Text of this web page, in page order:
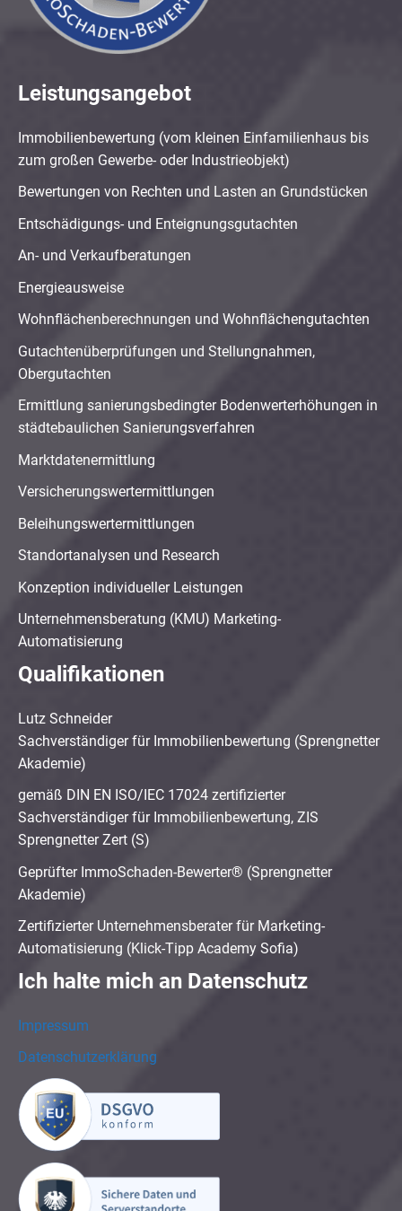
Leistungsangebot
Immobilienbewertung (vom kleinen Einfamilienhaus bis
zum großen Gewerbe- oder Industrieobjekt)
Bewertungen von Rechten und Lasten an Grundstücken
Entschädigungs- und Enteignungsgutachten
An- und Verkaufberatungen
Energieausweise
Wohnflächenberechnungen und Wohnflächengutachten
Gutachtenüberprüfungen und Stellungnahmen,
Obergutachten
Ermittlung sanierungsbedingter Bodenwerterhöhungen in
städtebaulichen Sanierungsverfahren
Marktdatenermittlung
Versicherungswertermittlungen
Beleihungswertermittlungen
Standortanalysen und Research
Konzeption individueller Leistungen
Unternehmensberatung (KMU) Marketing-
Automatisierung
Qualifikationen
Lutz Schneider
Sachverständiger für Immobilienbewertung (Sprengnetter
Akademie)
gemäß DIN EN ISO/IEC 17024 zertifizierter
Sachverständiger für Immobilienbewertung, ZIS
Sprengnetter Zert (S)
Geprüfter ImmoSchaden-Bewerter® (Sprengnetter
Akademie)
Zertifizierter Unternehmensberater für Marketing-
Automatisierung (Klick-Tipp Academy Sofia)
Ich halte mich an Datenschutz
Impressum
Datenschutzerklärung